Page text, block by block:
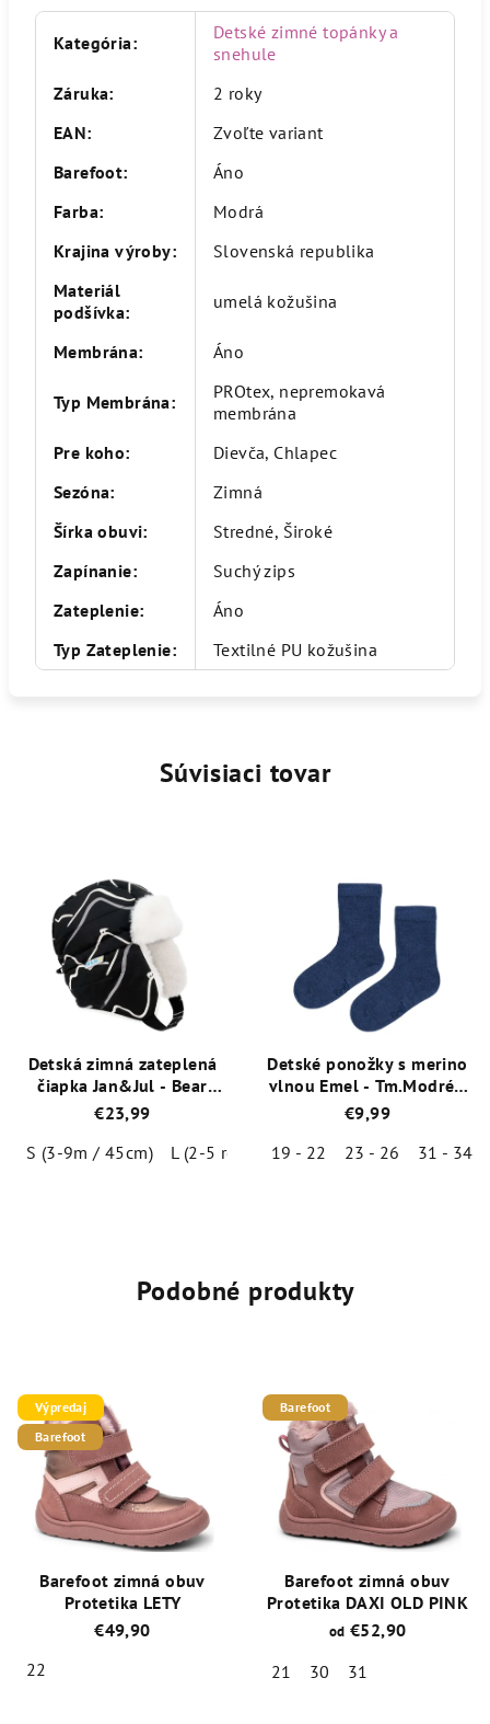
Kategória:
Detské zimné topánky a
snehule
Záruka:
2 roky
EAN:
Zvoľte variant
Barefoot:
Áno
Farba:
Modrá
Krajina výroby:
Slovenská republika
Materiál
podšívka: umelá kožušina
Membrána: Áno
Typ Membrána:
PROtex, nepremokavá
membrána
Pre koho:
Dievča, Chlapec
Sezóna:
Zimná
Šírka obuvi:
Stredné, Široké
Zapínanie:
Suchý zips
Zateplenie:
Áno
Typ Zateplenie: Textilné PU kožušina
Súvisiaci tovar
Detská zimná zateplená
čiapka Jan&Jul - Bear
Mountain
€23,99
S (3-9m / 45cm)
L (2-5 rokov / 53cm)
XL (5-12 rokov /
5,0
Detské ponožky s merino
vlnou Emel - Tm.Modré -
ESK 100-51
€9,99
19 - 22
23 - 26
31 - 34
Podobné produkty
Výpredaj
Barefoot
Barefoot zimná obuv
Protetika LETY
€49,90
22
Barefoot
Barefoot zimná obuv
Protetika DAXI OLD PINK
od €52,90
21
30
31